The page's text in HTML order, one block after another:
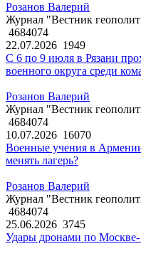
Розанов Валерий
Журнал "Вестник
4684074
22.07.2026 1949
С 6 по 9 июля в Рязани
военного округа среди
Розанов Валерий
Журнал "Вестник
4684074
10.07.2026 16070
Военные учения в
менять лагерь?
Розанов Валерий
Журнал "Вестник
4684074
25.06.2026 3745
Удары дронами по Москве-